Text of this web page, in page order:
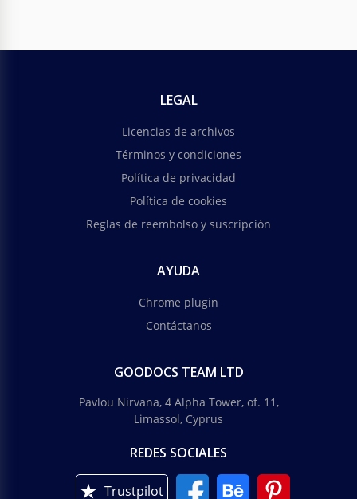
LEGAL
Licencias de archivos
Términos y condiciones
Política de privacidad
Política de cookies
Reglas de reembolso y suscripción
AYUDA
Chrome plugin
Contáctanos
GOODOCS TEAM LTD
Pavlou Nirvana, 4 Alpha Tower, of. 11,
Limassol, Cyprus
REDES SOCIALES
Trustpilot